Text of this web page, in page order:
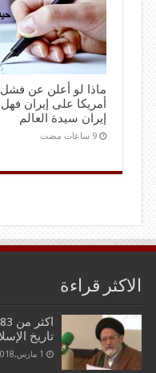
ماذا لو أعلن عن
أمريكا على إيران
إيران سيدة العالم
‏9 ساعات مضت
الاكثر قراءة
تاريخ
1 مارس,2018